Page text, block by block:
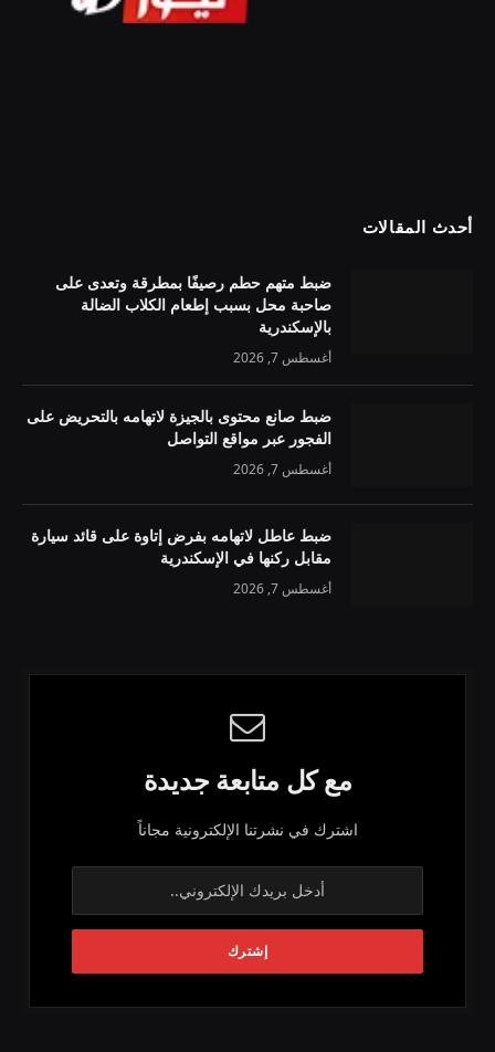
أحدث المقالات
ضبط متهم حطم رصيفًا بمطرقة وتعدى على
صاحبة محل بسبب إطعام الكلاب الضالة
بالإسكندرية
أغسطس 7, 2026
ضبط صانع محتوى بالجيزة لاتهامه بالتحريض على
الفجور عبر مواقع التواصل
أغسطس 7, 2026
ضبط عاطل لاتهامه بفرض إتاوة على قائد سيارة
مقابل ركنها في الإسكندرية
أغسطس 7, 2026
مع كل متابعة جديدة
اشترك في نشرتنا الإلكترونية مجاناً